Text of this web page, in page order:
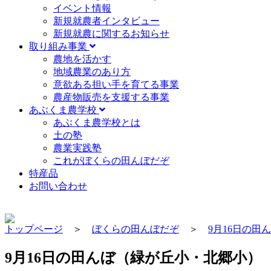
イベント情報
新規就農者インタビュー
新規就農に関するお知らせ
取り組み事業
農地を活かす
地域農業のあり方
意欲ある担い手を育てる事業
農産物販売を支援する事業
あぶくま農学校
あぶくま農学校とは
土の塾
農業実践塾
これがぼくらの田んぼだぞ
特産品
お問い合わせ
トップページ ＞ ぼくらの田んぼだぞ＞ 9月16日の田
9月16日の田んぼ（緑が丘小・北郷小）